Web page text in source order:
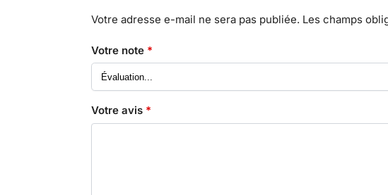
Votre adresse e-mail ne sera pas publiée. Les champs
Votre note *
Votre avis *